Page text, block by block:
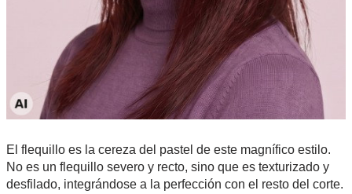
El flequillo es la cereza del pastel de este magnífico estilo.
No es un flequillo severo y recto, sino que es texturizado y
desfilado, integrándose a la perfección con el resto del corte.